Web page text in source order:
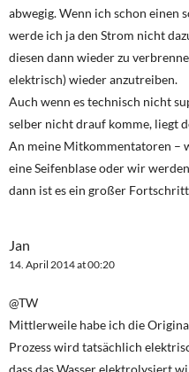
abwegig. Wenn ich schon einen
werde ich ja den Strom nicht
diesen dann wieder zu
elektrisch) wieder anzutreiben.
Auch wenn es technisch nicht
selber nicht drauf komme, liegt
An meine Mitkommentatoren –
eine Seifenblase oder wir
dann ist es ein großer
Jan
14. April 2014 at 00:20
@TW
Mittlerweile habe ich die
Prozess wird tatsächlich